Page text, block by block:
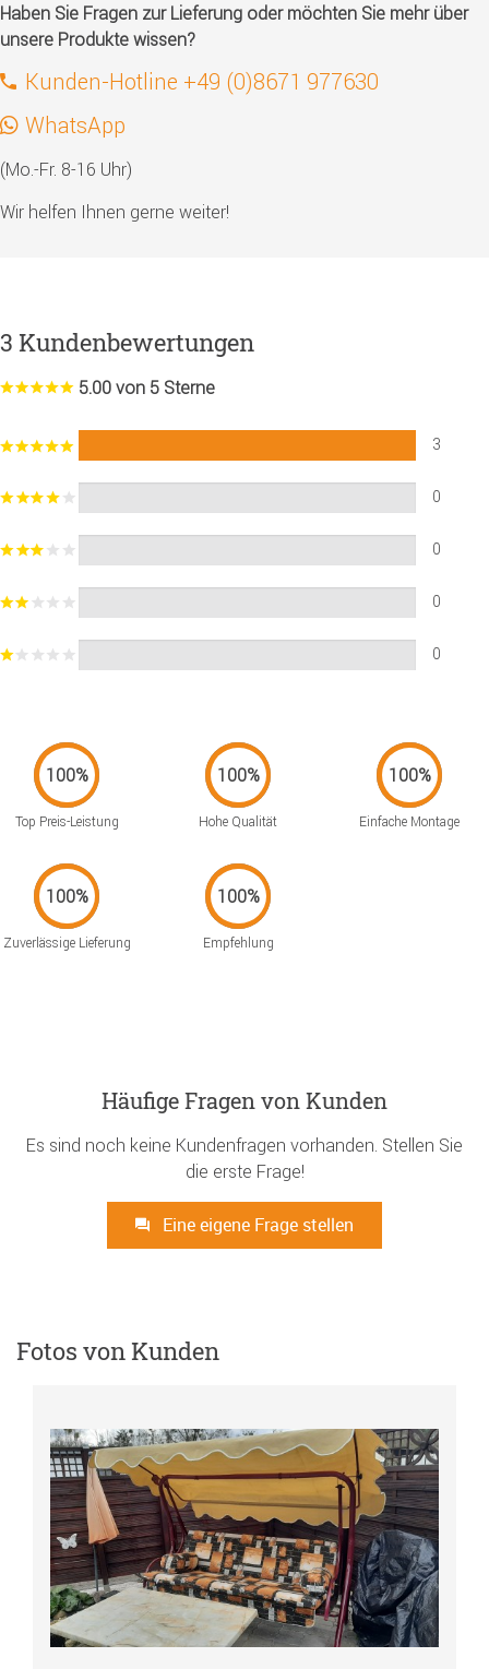
Haben Sie Fragen zur Lieferung oder möchten Sie mehr über
unsere Produkte wissen?
Kunden-Hotline +49 (0)8671 977630
WhatsApp
(Mo.-Fr. 8-16 Uhr)
Wir helfen Ihnen gerne weiter!
3 Kundenbewertungen
5.00 von 5 Sterne
3
0
0
0
0
Top Preis-Leistung Hohe Qualität Einfache Montage
Zuverlässige Lieferung Empfehlung
Häufige Fragen von Kunden
Es sind noch keine Kundenfragen vorhanden. Stellen Sie
die erste Frage!
Eine eigene Frage stellen
Fotos von Kunden